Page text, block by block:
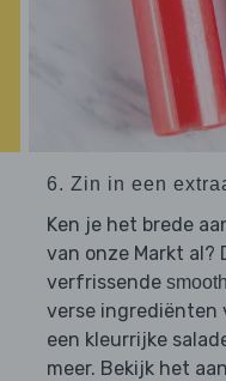
6. Zin in een
Ken je het brede
van onze Markt al?
verfrissende
verse ingrediënten
een kleurrijke
meer. Bekijk het